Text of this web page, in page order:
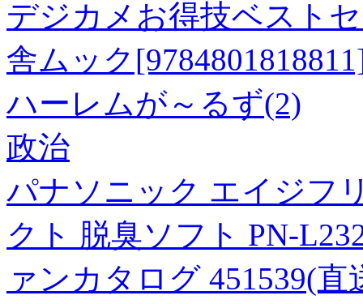
デジカメお得技ベスト
舎ムック
ハーレムが～るず(2)
政治
パナソニック エイジフ
クト 脱臭ソフト PN-
ァンカタログ 451539(直